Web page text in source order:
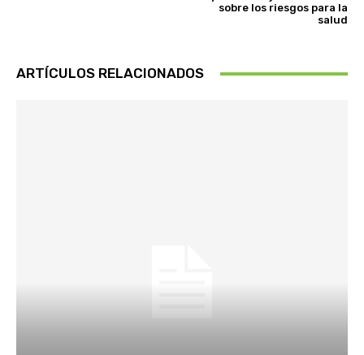
sobre los riesgos para la
salud
ARTÍCULOS RELACIONADOS